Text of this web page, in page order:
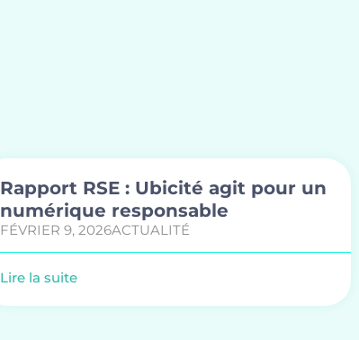
Rapport RSE : Ubicité agit pour un
numérique responsable
FÉVRIER 9, 2026ACTUALITÉ
Lire la suite